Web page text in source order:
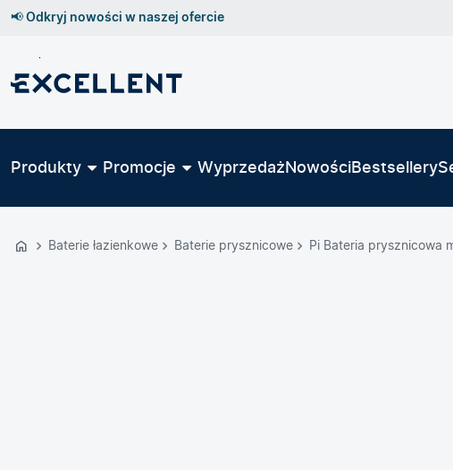
Przejdź
GŁÓWNEJ
📢 Odkryj nowości w naszej ofercie
Produkty Promocje Wyprzedaż NowościBestsellery
Baterie łazienkowe Baterie prysznicowe Pi Bateria prysznicowa